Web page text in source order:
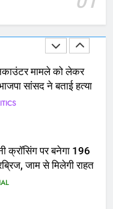
सांसद ने बताई हत्या
क्रॉसिंग पर बनेगा 196
जाम से मिलेगी राहत
सुंदरीकरण, बलिया
के आधुनिकीकरण की